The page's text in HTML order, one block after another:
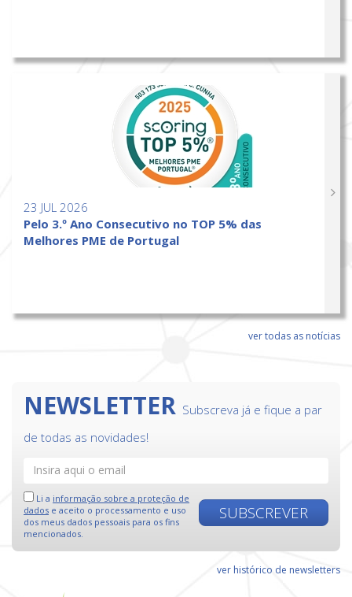
23 JUL 2026
Pelo 3.º Ano Consecutivo no TOP 5% das
Melhores PME de Portugal
ver todas as notícias
NEWSLETTER Subscreva já e fique a par
de todas as novidades!
SUBSCREVER
Li a informação sobre a proteção de
dados e aceito o processamento e uso
dos meus dados pessoais para os fins
mencionados.
ver histórico de newsletters